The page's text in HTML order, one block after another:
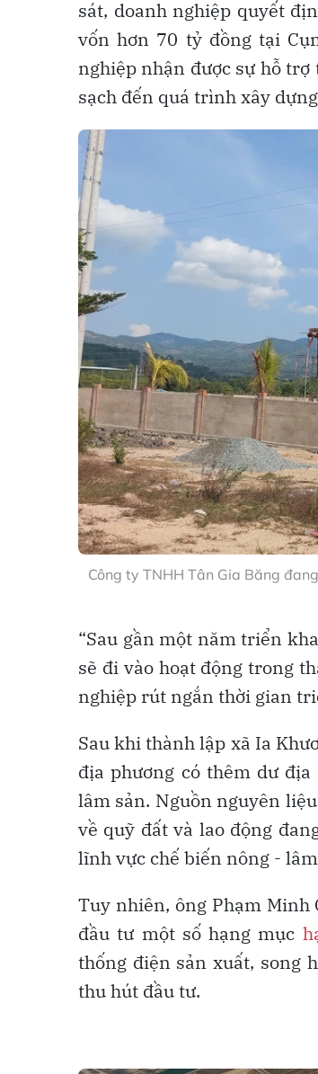
sát, doanh nghiệp quyết
vốn hơn 70 tỷ đồng tại
nghiệp nhận được sự hỗ
sạch đến quá trình xây
Công ty TNHH Tân Gia Băng
“Sau gần một năm triển
sẽ đi vào hoạt động trong
nghiệp rút ngắn thời gian
Sau khi thành lập xã Ia
địa phương có thêm dư
lâm sản. Nguồn nguyên
về quỹ đất và lao động
lĩnh vực chế biến nông -
Tuy nhiên, ông Phạm Minh
đầu tư một số hạng mục
thống điện sản xuất, song
thu hút đầu tư.